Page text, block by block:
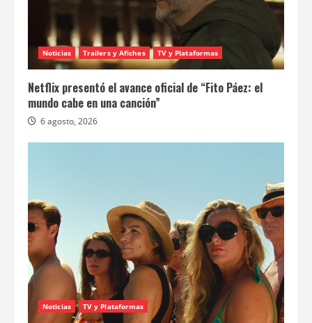
Noticias Trailers y Afiches TV y Plataformas
Netflix presentó el avance oficial de “Fito Páez: el
mundo cabe en una canción”
6 agosto, 2026
Noticias TV y Plataformas